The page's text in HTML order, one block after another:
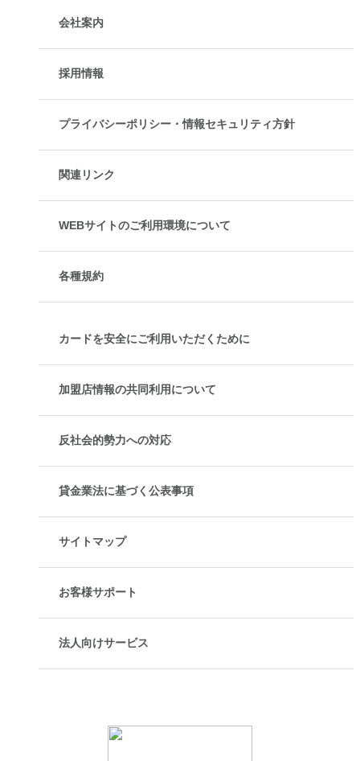
会社案内
採用情報
プライバシーポリシー・情報セキュリティ方針
関連リンク
WEBサイトのご利用環境について
各種規約
カードを安全にご利用いただくために
加盟店情報の共同利用について
反社会的勢力への対応
貸金業法に基づく公表事項
サイトマップ
お客様サポート
法人向けサービス